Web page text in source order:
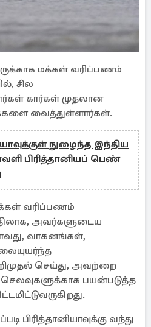
மக்கள் வரிப்பணம்
சில
கார்கள் முதலான
வைத்துள்ளார்கள்.
நுழைந்த இந்திய
பிரித்தானியப் பெண்
வரிப்பணம்
அவர்களுடைய
வாகனங்கள்,
செய்து, அவற்றை
பயன்படுத்த
பிரித்தானியாவுக்கு வந்து